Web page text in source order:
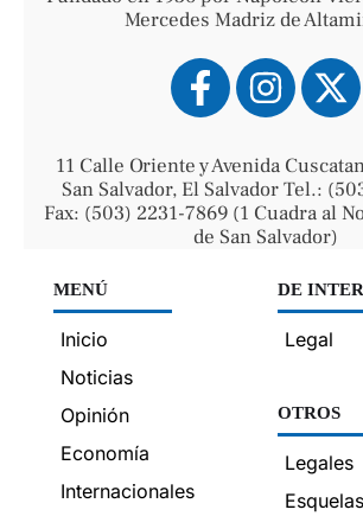
Mercedes Madriz de
11 Calle Oriente y Avenida
San Salvador, El Salvador Tel.:
Fax: (503) 2231-7869 (1 Cuadra al
de San Salvador)
MENÚ
Inicio
Noticias
Opinión
Economía
Internacionales
DE
Legal
OTROS
Legales